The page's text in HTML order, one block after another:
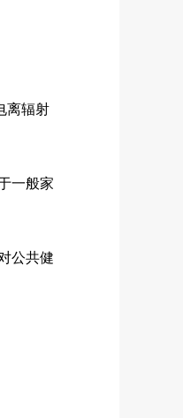
离辐射
一般家
公共健